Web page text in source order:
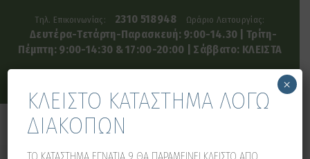
Τηλ. Επικοινωνίας: 2310 518948 Ωράριο Λειτουργίας:
Δευτέρα-Τετάρτη-Παρασκευή: 9:00-14.30 | Τρίτη-
Πέμπτη: 9:00-14:30 & 17:00-20:00 | Σάββατο: ΚΛΕΙΣΤΑ
ΚΛΕΙΣΤΟ ΚΑΤΑΣΤΗΜΑ ΛΟΓΩ
ΔΙΑΚΟΠΩΝ
×